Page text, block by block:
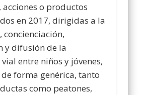
o productos
en 2017, dirigidas a la
concienciación,
y difusión de la
entre niños y jóvenes,
forma genérica, tanto
como peatones,